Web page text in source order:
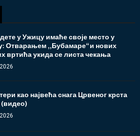
у Ужицу имаће своје место у
Отварањем „Бубамаре“ и нових
вртића укида се листа чекања
као највећа снага Црвеног крста